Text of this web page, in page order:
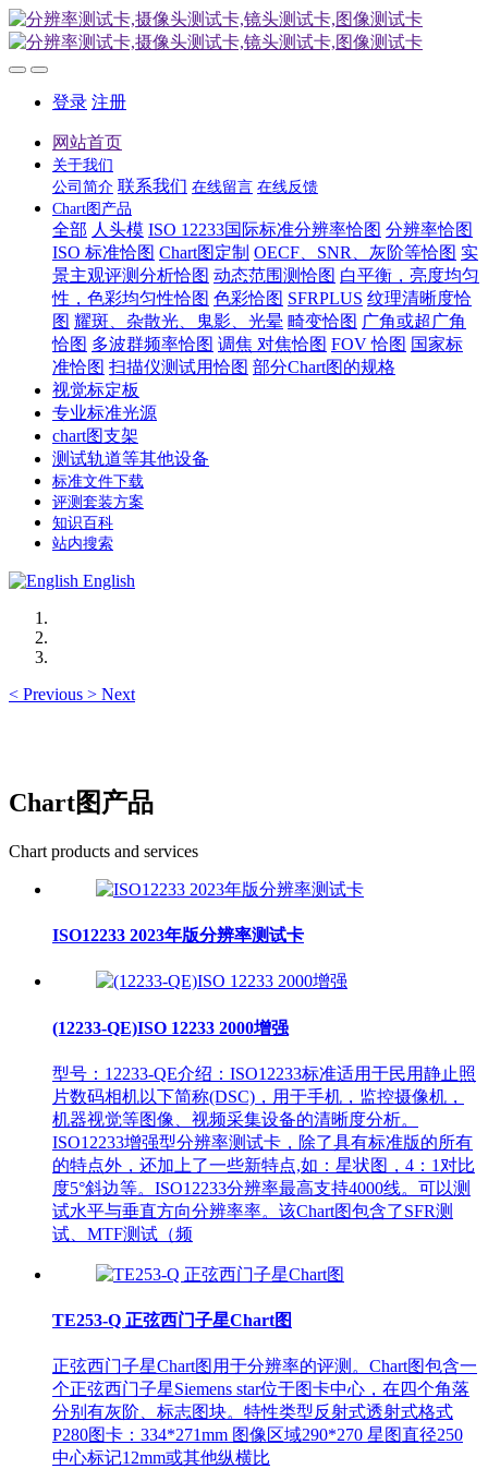
登录 注册
网站首页
关于我们
公司简介 联系我们 在线留言 在线反馈
Chart图产品
全部 人头模 ISO 12233国际标准分辨率恰图 分辨率恰图
ISO 标准恰图 Chart图定制 OECF、SNR、灰阶等恰图 实
景主观评测分析恰图 动态范围测恰图 白平衡，亮度均匀
性，色彩均匀性恰图 色彩恰图 SFRPLUS 纹理清晰度恰
图 耀斑、杂散光、鬼影、光晕 畸变恰图 广角或超广角
恰图 多波群频率恰图 调焦 对焦恰图 FOV 恰图 国家标
准恰图 扫描仪测试用恰图 部分Chart图的规格
视觉标定板
专业标准光源
chart图支架
测试轨道等其他设备
标准文件下载
评测套装方案
知识百科
站内搜索
English
< Previous > Next
Chart图产品
Chart products and services
ISO12233 2023年版分辨率测试卡
(12233-QE)ISO 12233 2000增强
型号：12233-QE介绍：ISO12233标准适用于民用静止照
片数码相机以下简称(DSC)，用于手机，监控摄像机，
机器视觉等图像、视频采集设备的清晰度分析。
ISO12233增强型分辨率测试卡，除了具有标准版的所有
的特点外，还加上了一些新特点,如：星状图，4：1对比
度5°斜边等。ISO12233分辨率最高支持4000线。可以测
试水平与垂直方向分辨率率。该Chart图包含了SFR测
试、MTF测试（频
TE253-Q 正弦西门子星Chart图
正弦西门子星Chart图用于分辨率的评测。Chart图包含一
个正弦西门子星Siemens star位于图卡中心，在四个角落
分别有灰阶、标志图块。特性类型反射式透射式格式
P280图卡：334*271mm 图像区域290*270 星图直径250
中心标记12mm或其他纵横比